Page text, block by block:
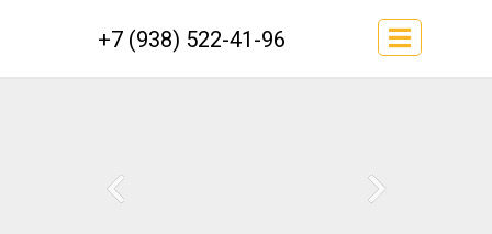
+7 (938) 522-41-96